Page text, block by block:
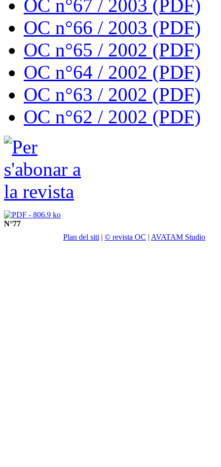
OC n°67 / 2003 (PDF)
OC n°66 / 2003 (PDF)
OC n°65 / 2002 (PDF)
OC n°64 / 2002 (PDF)
OC n°63 / 2002 (PDF)
OC n°62 / 2002 (PDF)
N°77
Plan del siti | © revista OC | AVATAM Studio